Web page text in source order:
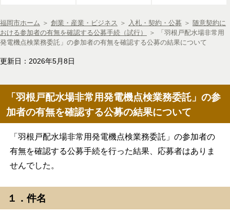
福岡市ホーム ＞ 創業・産業・ビジネス ＞ 入札・契約・公募 ＞ 随意契約に
おける参加者の有無を確認する公募手続（試行）
＞
「羽根戸配水場非常用
発電機点検業務委託」の参加者の有無を確認する公募の結果について
更新日：2026年5月8日
「羽根戸配水場非常用発電機点検業務委託」の参
加者の有無を確認する公募の結果について
「羽根戸配水場非常用発電機点検業務委託」の参加者の
有無を確認する公募手続を行った結果、応募者はありま
せんでした。
１．件名